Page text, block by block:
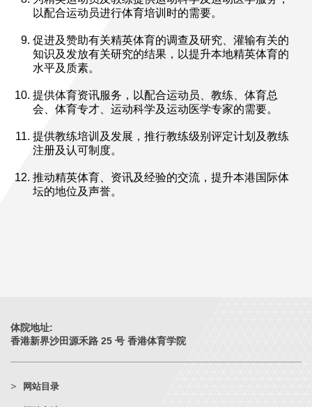
以配合运动员进行体育培训时的需要。
促进及赞助有关精英体育的调查及研究、灌输有关的
知识及发放有关研究的结果，以提升本地精英体育的
水平及质素。
提供体育资讯服务，以配合运动员、教练、体育总
会、体育专才、运动科学及运动医学专家的需要。
提供教练培训及发展，推行教练级别评定计划及教练
注册及认可制度。
推动精英体育、资讯及经验的交流，提升本港国际体
坛的地位及声誉。
体院地址:
香港新界沙田源禾路 25 号 香港体育学院
网站目录